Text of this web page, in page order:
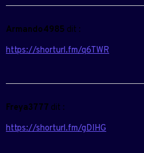
Armando4985 dit :
https://shorturl.fm/q6TWR
Freya3777 dit :
https://shorturl.fm/gDIHG